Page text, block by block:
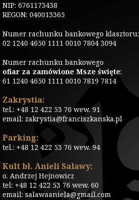
NIP: 6761173438
REGON: 040013365
Numer rachunku bankowego klasztoru:
02 1240 4650 1111 0010 7804 3094
Numer rachunku bankowego
ofiar za zamówione Msze święte:
61 1240 4650 1111 0010 7819 7814
Zakrystia:
tel.: +48 12 422 53 76 wew. 91
email: zakrystia@franciszkanska.pl
Parking:
tel.: +48 12 422 53 76 wew. 94
Kult bł. Anieli Salawy:
o. Andrzej Hejnowicz
tel: +48 12 422 53 76 wew. 60
email: salawaaniela@gmail.com